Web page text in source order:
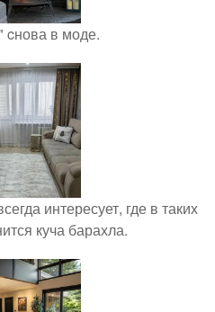
cнова в моде.
интересует, где в таких
куча барахла.